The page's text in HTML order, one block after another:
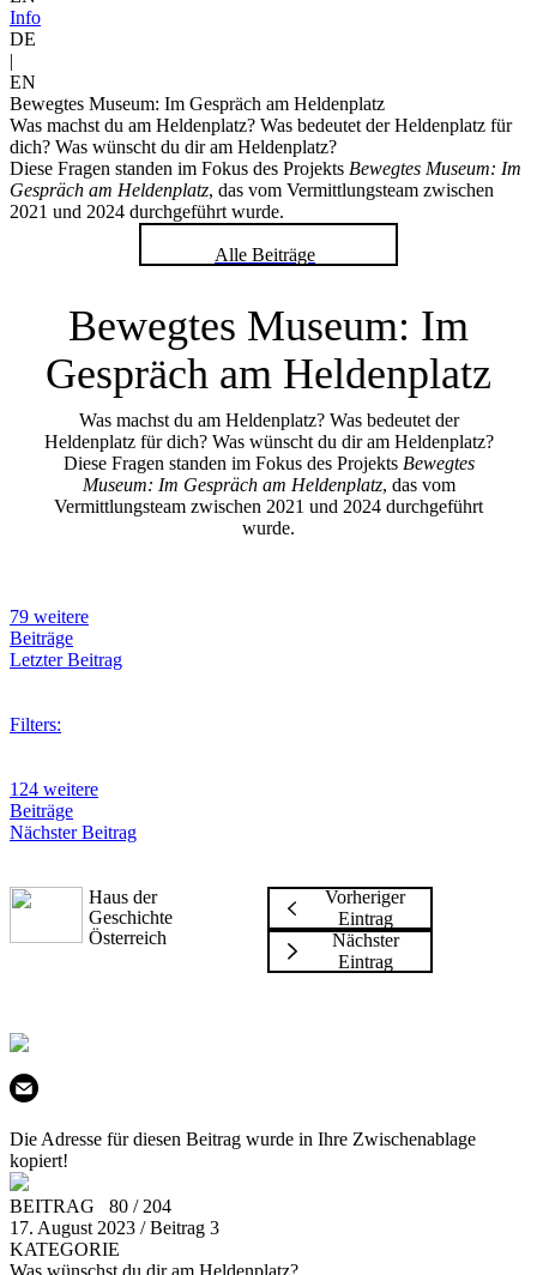
Info
DE
|
EN
Bewegtes Museum: Im Gespräch am Heldenplatz
Was machst du am Heldenplatz? Was bedeutet der Heldenplatz für
dich? Was wünscht du dir am Heldenplatz?
Diese Fragen standen im Fokus des Projekts Bewegtes Museum: Im
Gespräch am Heldenplatz, das vom Vermittlungsteam zwischen
2021 und 2024 durchgeführt wurde.
Alle Beiträge
Bewegtes Museum: Im
Gespräch am Heldenplatz
Was machst du am Heldenplatz? Was bedeutet der
Heldenplatz für dich? Was wünscht du dir am Heldenplatz?
Diese Fragen standen im Fokus des Projekts Bewegtes
Museum: Im Gespräch am Heldenplatz, das vom
Vermittlungsteam zwischen 2021 und 2024 durchgeführt
wurde.
79 weitere
Beiträge
Letzter Beitrag
Filters:
124 weitere
Beiträge
Nächster Beitrag
Haus der
Geschichte
Österreich
Vorheriger
Eintrag
Nächster
Eintrag
Die Adresse für diesen Beitrag wurde in Ihre Zwischenablage
kopiert!
BEITRAG 80 / 204
17. August 2023 / Beitrag 3
KATEGORIE
Was wünschst du dir am Heldenplatz?